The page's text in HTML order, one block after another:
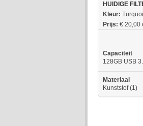
HUIDIGE
Kleur:
Prijs: € 20,00
Capaciteit
128GB USB
Materiaal
Kunststof(1)